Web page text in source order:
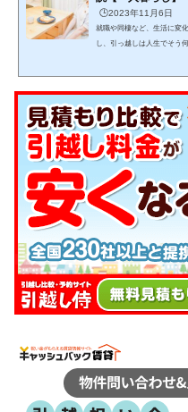
🕒️2023年11月6日
就職や同棲など、生活に変
し、引っ越しは人生でそう
をこなし、失敗しない引っ
ュール管理が必要で、見落